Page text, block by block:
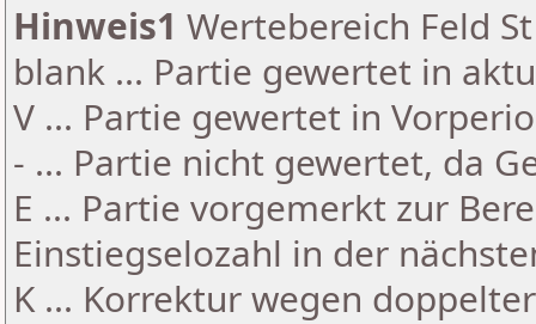
Hinweis1 Wertebereich Feld
blank ... Partie gewertet in
V ... Partie gewertet in
- ... Partie nicht gewertet, da
E ... Partie vorgemerkt zur
Einstiegselozahl in der
K ... Korrektur wegen